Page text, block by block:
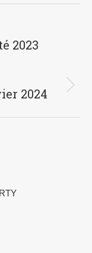
2023
2024